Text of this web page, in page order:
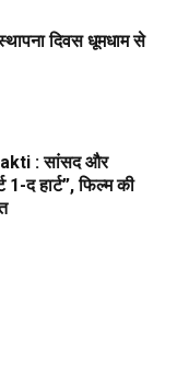
दिवस धूमधाम से
: सांसद और
1-द हार्ट”, फिल्म की